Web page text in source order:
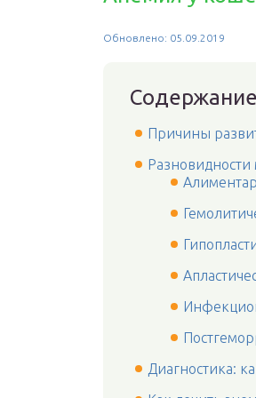
Обновлено: 05.09.2019
Причины
Диагностика: